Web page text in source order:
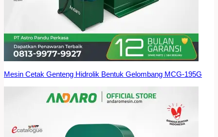
Mesin Cetak Genteng Hidrolik Bentuk Gelombang MCG-195G